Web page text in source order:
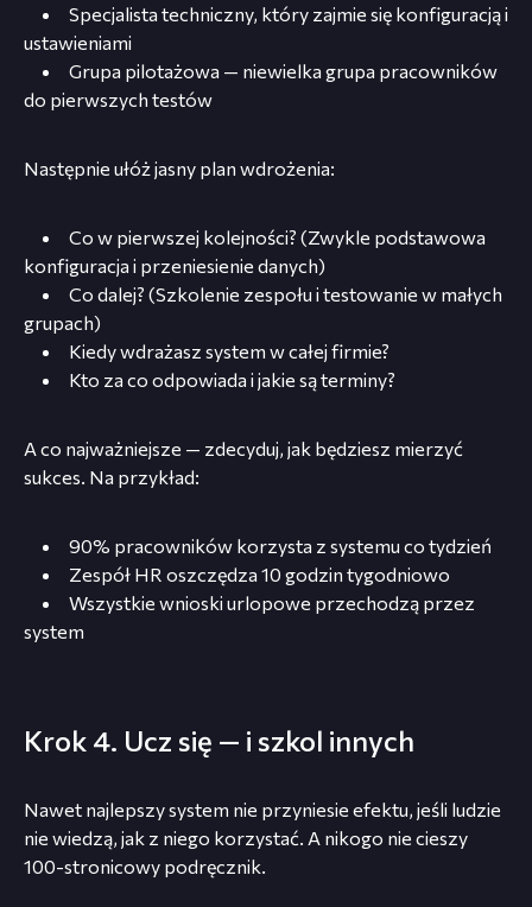
Specjalista techniczny, który zajmie się konfiguracją i
ustawieniami
Grupa pilotażowa — niewielka grupa pracowników
do pierwszych testów
Następnie ułóż jasny plan wdrożenia:
Co w pierwszej kolejności? (Zwykle podstawowa
konfiguracja i przeniesienie danych)
Co dalej? (Szkolenie zespołu i testowanie w małych
grupach)
Kiedy wdrażasz system w całej firmie?
Kto za co odpowiada i jakie są terminy?
A co najważniejsze — zdecyduj, jak będziesz mierzyć
sukces. Na przykład:
90% pracowników korzysta z systemu co tydzień
Zespół HR oszczędza 10 godzin tygodniowo
Wszystkie wnioski urlopowe przechodzą przez
system
Krok 4. Ucz się — i szkol innych
Nawet najlepszy system nie przyniesie efektu, jeśli ludzie
nie wiedzą, jak z niego korzystać. A nikogo nie cieszy
100-stronicowy podręcznik.